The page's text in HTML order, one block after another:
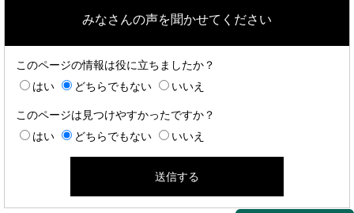
みなさんの声を聞かせてください
このページの情報は役に立ちましたか？
はい
どちらでもない いいえ
このページは見つけやすかったですか？
はい
どちらでもない いいえ